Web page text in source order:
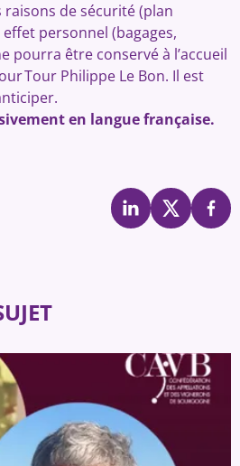
raisons de sécurité (plan
personnel (bagages,
pourra être conservé à l’accueil
Tour Philippe Le Bon. Il est
en langue française.